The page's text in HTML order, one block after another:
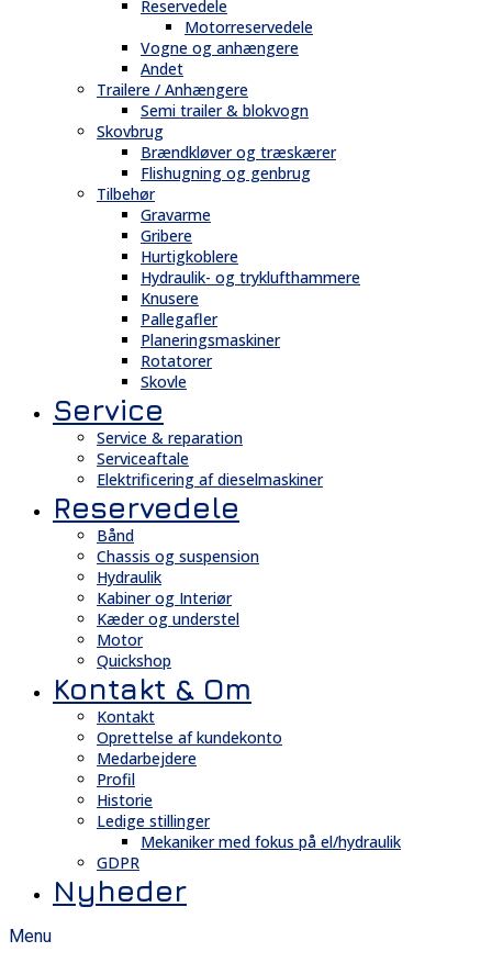
Reservedele
Motorreservedele
Vogne og anhængere
Andet
Trailere / Anhængere
Semi trailer & blokvogn
Skovbrug
Brændkløver og træskærer
Flishugning og genbrug
Tilbehør
Gravarme
Gribere
Hurtigkoblere
Hydraulik- og tryklufthammere
Knusere
Pallegafler
Planeringsmaskiner
Rotatorer
Skovle
Service
Service & reparation
Serviceaftale
Elektrificering af dieselmaskiner
Reservedele
Bånd
Chassis og suspension
Hydraulik
Kabiner og Interiør
Kæder og understel
Motor
Quickshop
Kontakt & Om
Kontakt
Oprettelse af kundekonto
Medarbejdere
Profil
Historie
Ledige stillinger
Mekaniker med fokus på el/hydraulik
GDPR
Nyheder
Menu